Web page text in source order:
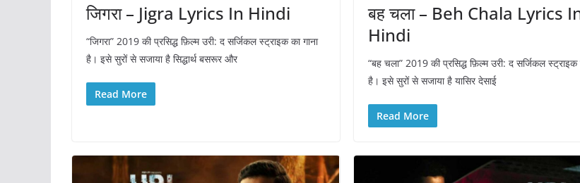
जिगरा – Jigra Lyrics In Hindi
“जिगरा” 2019 की प्रसिद्ध फ़िल्म उरी: द सर्जिकल स्ट्राइक का गाना
है। इसे सुरों से सजाया है सिद्धार्थ बसरूर और
Read More
बह चला – Beh Chala Lyrics
Hindi
“बह चला” 2019 की प्रसिद्ध फ़िल्म उरी: द सर्जिकल स्ट्राइक
है। इसे सुरों से सजाया है यासिर देसाई
Read More